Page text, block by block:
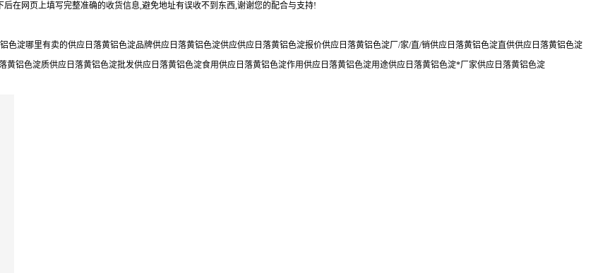
在网页上填写完整准确的收货信息,避免地址有误收不到东西,谢谢您的配合与支持!
淀哪里有卖的供应日落黄铝色淀品牌供应日落黄铝色淀供应供应日落黄铝色淀报价供应日落黄铝色淀厂/家/直/销供应日落黄铝色淀直供供应日落黄铝色淀
铝色淀质供应日落黄铝色淀批发供应日落黄铝色淀食用供应日落黄铝色淀作用供应日落黄铝色淀用途供应日落黄铝色淀*厂家供应日落黄铝色淀